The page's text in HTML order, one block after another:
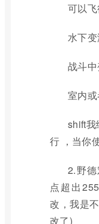
可以
水下
战斗
室内
shift我
行 ，当你
2.野
点超出
改，我是
改了)